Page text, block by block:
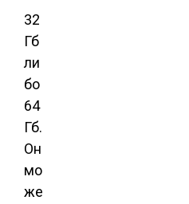
32
Гб
ли
бо
64
Гб.
Он
мо
же